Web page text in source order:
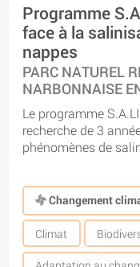
Programme
face à la
nappes
PARC NATUREL
NARBONNAISE
Le programme
recherche de 3
phénomènes de
Changement
Climat